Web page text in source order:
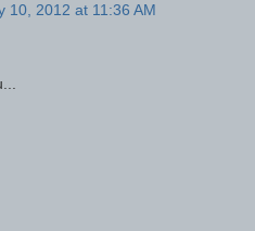
10, 2012 at 11:36 AM